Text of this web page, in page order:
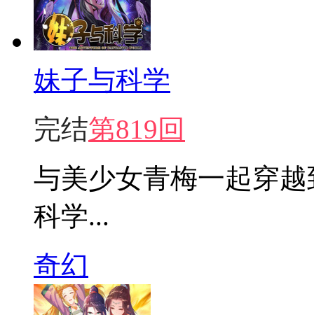
妹子与科学
完结第819回
与美少女青梅一起穿
科学...
奇幻